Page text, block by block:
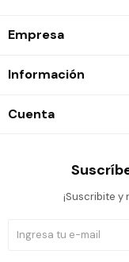
Empresa
Información
Cuenta
¡Suscribite